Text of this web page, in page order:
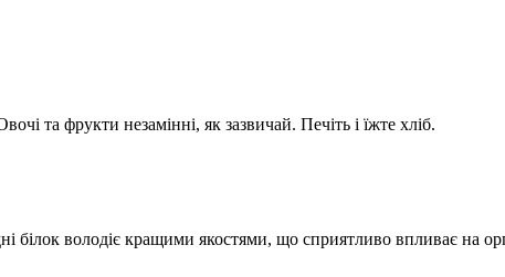
та фрукти незамінні, як зазвичай. Печіть і їжте хліб.
білок володіє кращими якостями, що сприятливо впливає на